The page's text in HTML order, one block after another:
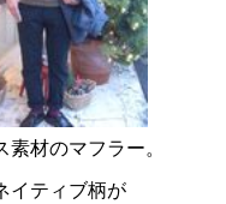
材のマフラー。
イティブ柄が